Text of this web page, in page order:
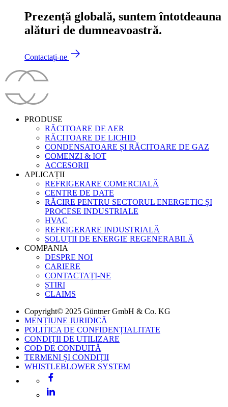
Prezență globală, suntem întotdeauna
alături de dumneavoastră.
Contactați-ne
PRODUSE
RĂCITOARE DE AER
RĂCITOARE DE LICHID
CONDENSATOARE ȘI RĂCITOARE DE GAZ
COMENZI & IOT
ACCESORII
APLICAȚII
REFRIGERARE COMERCIALĂ
CENTRE DE DATE
RĂCIRE PENTRU SECTORUL ENERGETIC ȘI
PROCESE INDUSTRIALE
HVAC
REFRIGERARE INDUSTRIALĂ
SOLUȚII DE ENERGIE REGENERABILĂ
COMPANIA
DESPRE NOI
CARIERE
CONTACTAȚI-NE
ȘTIRI
CLAIMS
Copyright© 2025 Güntner GmbH & Co. KG
MENȚIUNE JURIDICĂ
POLITICA DE CONFIDENȚIALITATE
CONDIȚII DE UTILIZARE
COD DE CONDUITĂ
TERMENI ȘI CONDIȚII
WHISTLEBLOWER SYSTEM